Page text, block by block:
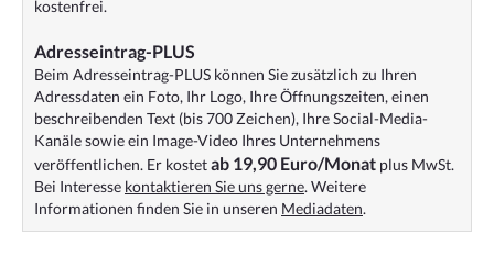
kostenfrei.
Adresseintrag-PLUS
Beim Adresseintrag-PLUS können Sie zusätzlich zu Ihren
Adressdaten ein Foto, Ihr Logo, Ihre Öffnungszeiten, einen
beschreibenden Text (bis 700 Zeichen), Ihre Social-Media-
Kanäle sowie ein Image-Video Ihres Unternehmens
veröffentlichen. Er kostetab 19,90 Euro/Monat plus MwSt.
Bei Interesse kontaktieren Sie uns gerne. Weitere
Informationen finden Sie in unseren Mediadaten.